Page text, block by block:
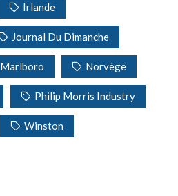
Irlande
Journal Du Dimanche
Marlboro Norvège
Philip Morris Industry
Winston